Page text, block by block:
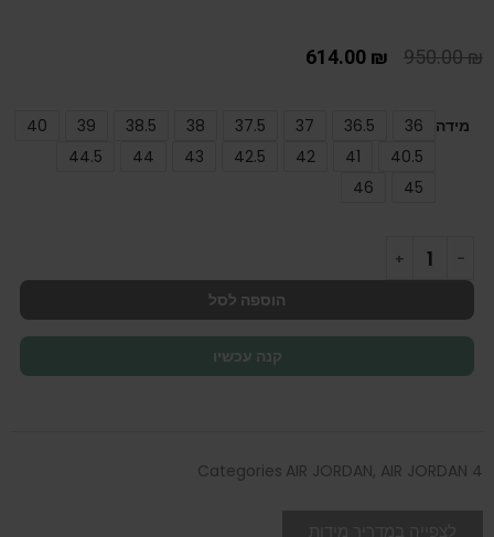
950.00₪
614.00 ₪
מידה 36
36.5
37
37.5
38
38.5
39
40
40.5
41
42
42.5
43
44
44.5
45
46
הוספה לסל
קנה עכשיו
Categories AIR JORDAN, AIR JORDAN 4